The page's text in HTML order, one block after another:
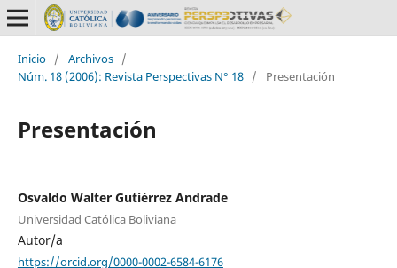
Inicio / Archivos /
Núm. 18 (2006): Revista Perspectivas N° 18 / Presentación
Presentación
Osvaldo Walter Gutiérrez Andrade
Universidad Católica Boliviana
Autor/a
https://orcid.org/0000-0002-6584-6176